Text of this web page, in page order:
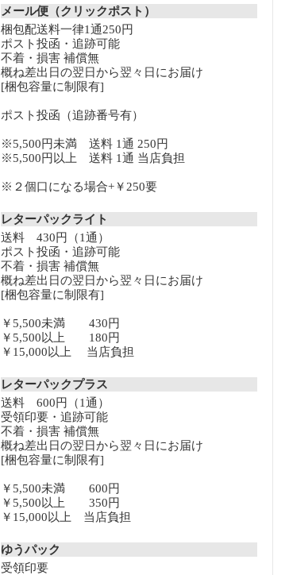
メール便（クリックポスト）
梱包配送料一律1通250円
ポスト投函・追跡可能
不着・損害 補償無
概ね差出日の翌日から翌々日にお届け
[梱包容量に制限有]
ポスト投函（追跡番号有）
※5,500円未満 送料 1通 250円
※5,500円以上 送料 1通 当店負担
※２個口になる場合+￥250要
レターパックライト
送料 430円（1通）
ポスト投函・追跡可能
不着・損害 補償無
概ね差出日の翌日から翌々日にお届け
[梱包容量に制限有]
￥5,500未満 430円
￥5,500以上 180円
￥15,000以上 当店負担
レターパックプラス
送料 600円（1通）
受領印要・追跡可能
不着・損害 補償無
概ね差出日の翌日から翌々日にお届け
[梱包容量に制限有]
￥5,500未満 600円
￥5,500以上 350円
￥15,000以上 当店負担
ゆうパック
受領印要